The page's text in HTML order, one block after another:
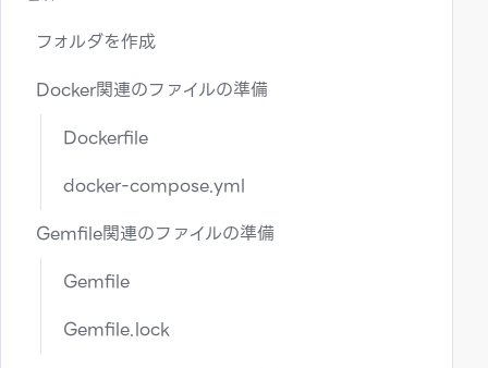
フォルダを作成
Docker関連のファイルの準備
Dockerfile
docker-compose.yml
Gemfile関連のファイルの準備
Gemfile
Gemfile.lock